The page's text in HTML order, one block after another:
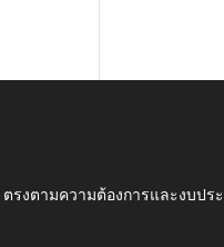
ตรงตามความต้องการและงบป